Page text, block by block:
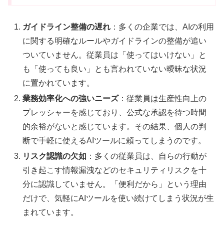
ガイドライン整備の遅れ ：多くの企業では、AIの利用
に関する明確なルールやガイドラインの整備が追い
ついていません。従業員は「使ってはいけない」と
も「使っても良い」とも言われていない曖昧な状況
に置かれています。
業務効率化への強いニーズ：従業員は生産性向上の
プレッシャーを感じており、公式な承認を待つ時間
的余裕がないと感じています。その結果、個人の判
断で手軽に使えるAIツールに頼ってしまうのです。
リスク認識の欠如 ：多くの従業員は、自らの行動が
引き起こす情報漏洩などのセキュリティリスクを十
分に認識していません。「便利だから」という理由
だけで、気軽にAIツールを使い続けてしまう状況が生
まれています。